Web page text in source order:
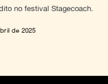
no festival Stagecoach.
de 2025